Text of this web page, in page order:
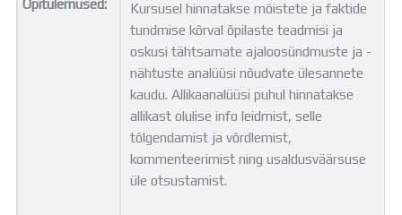
Õpitulemused:
Kursusel hinnatakse mõistete ja faktide
tundmise kõrval õpilaste teadmisi ja
oskusi tähtsamate ajaloosündmuste ja -
nähtuste analüüsi nõudvate ülesannete
kaudu. Allikaanalüüsi puhul hinnatakse
allikast olulise info leidmist, selle
tõlgendamist ja võrdlemist,
kommenteerimist ning usaldusväärsuse
üle otsustamist.